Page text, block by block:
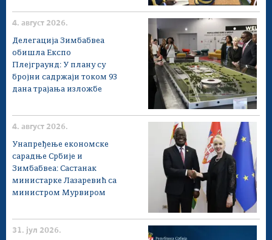
4. август 2026.
Делегација Зимбабвеа
обишла Експо
Плејграунд: У плану су
бројни садржаји током 93
дана трајања изложбе
4. август 2026.
Унапређење економске
сарадње Србије и
Зимбабвеа: Састанак
министарке Лазаревић са
министром Мурвиром
31. јул 2026.